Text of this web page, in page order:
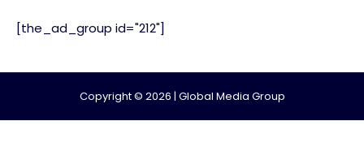
[the_ad_group id="212"]